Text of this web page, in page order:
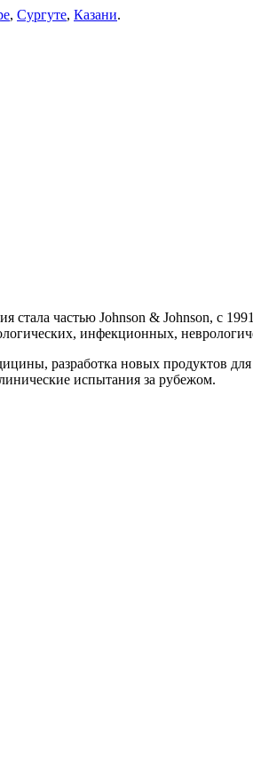
, Сургуте, Казани.
стала частью Johnson & Johnson, с
инфекционных,
разработка новых продуктов
испытания за рубежом.